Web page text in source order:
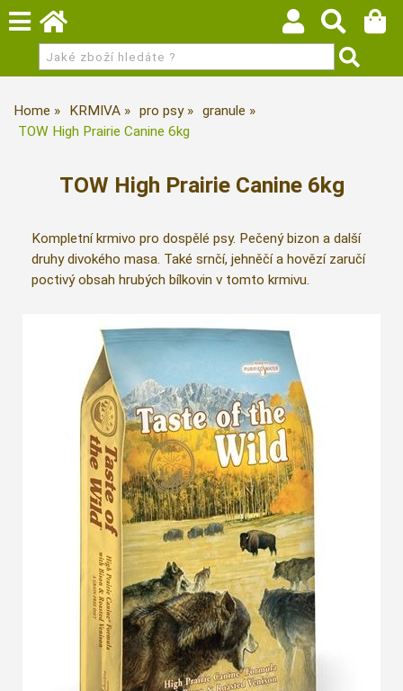
Home KRMIVA pro psy
granule
TOW High Prairie Canine 6kg
TOW High Prairie Canine 6kg
Kompletní krmivo pro dospělé psy. Pečený bizon a další
druhy divokého masa. Také srnčí, jehněčí a hovězí zaručí
poctivý obsah hrubých bílkovin v tomto krmivu.